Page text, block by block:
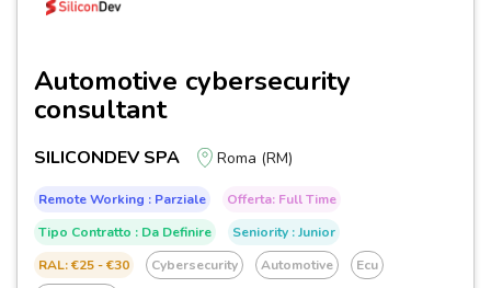
Automotive cybersecurity
consultant
SILICONDEV SPA Roma (RM)
Remote Working : Parziale
Offerta: Full Time
Tipo Contratto : Da Definire
Seniority : Junior
RAL: €25 - €30
Cybersecurity Automotive
Ecu